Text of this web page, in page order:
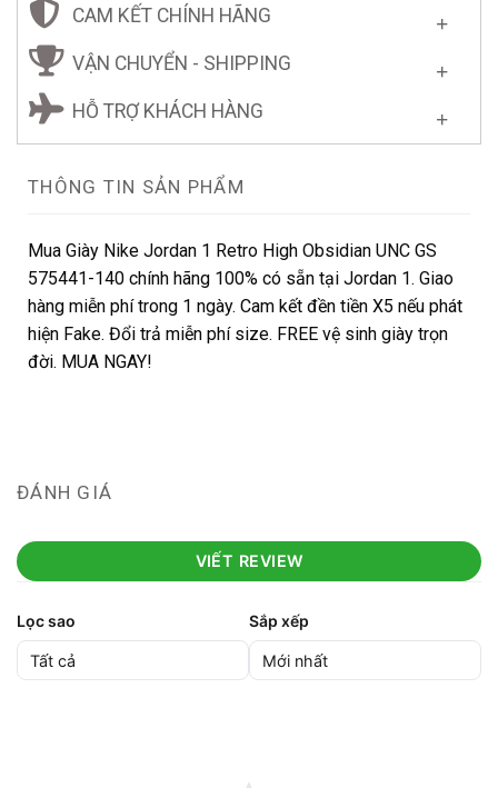
CAM KẾT CHÍNH HÃNG
VẬN CHUYỂN - SHIPPING
HỖ TRỢ KHÁCH HÀNG
THÔNG TIN SẢN PHẨM
Mua Giày Nike Jordan 1 Retro High Obsidian UNC GS
575441-140 chính hãng 100% có sẵn tại Jordan 1. Giao
hàng miễn phí trong 1 ngày. Cam kết đền tiền X5 nếu phát
hiện Fake. Đổi trả miễn phí size. FREE vệ sinh giày trọn
đời. MUA NGAY!
ĐÁNH GIÁ
VIẾT REVIEW
Lọc sao Sắp xếp